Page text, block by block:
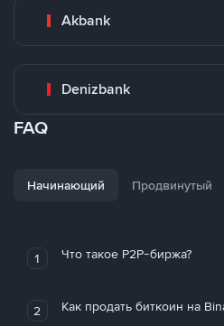
Akbank
Denizbank
FAQ
Начинающий Продвинутый
1 Что такое P2P-биржа?
2 Как продать биткоин на